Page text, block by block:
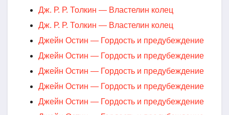
Дж. Р. Р. Толкин — Властелин колец
Дж. Р. Р. Толкин — Властелин колец
Джейн Остин — Гордость и предубеждение
Джейн Остин — Гордость и предубеждение
Джейн Остин — Гордость и предубеждение
Джейн Остин — Гордость и предубеждение
Джейн Остин — Гордость и предубеждение